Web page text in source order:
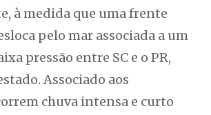
à medida que uma frente
pelo mar associada a um
pressão entre SC e o PR,
Associado aos
chuva intensa e curto